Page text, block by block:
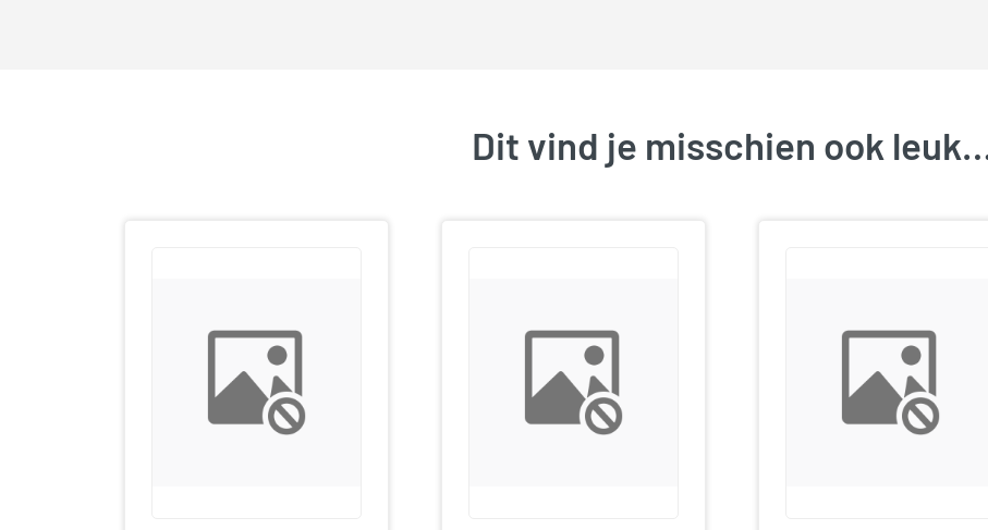
Dit vind je misschien ook